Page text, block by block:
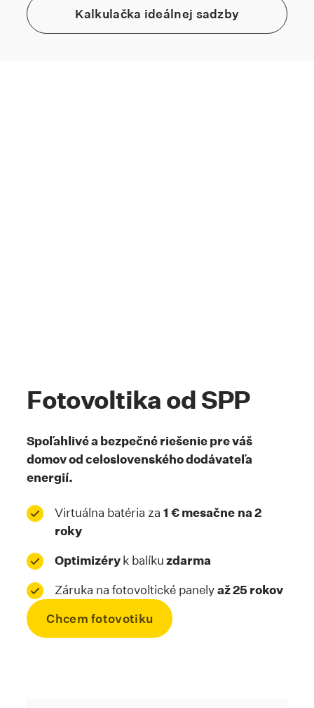
Kalkulačka ideálnej sadzby
Fotovoltika od SPP
Spoľahlivé a bezpečné riešenie pre váš
domov od celoslovenského dodávateľa
energií.
Virtuálna batéria za1 € mesačne na 2
roky
Optimizéryk balíkuzdarma
Záruka na fotovoltické panelyaž 25 rokov
Chcem fotovotiku